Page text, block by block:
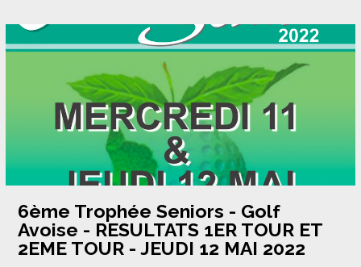
6ème Trophée Seniors - Golf
Avoise - RESULTATS 1ER TOUR ET
2EME TOUR - JEUDI 12 MAI 2022